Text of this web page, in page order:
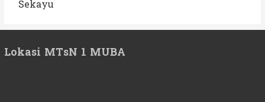
Sekayu
Lokasi MTsN 1 MUBA